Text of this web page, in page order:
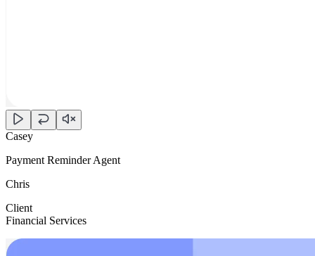
Casey
Payment Reminder Agent
Chris
Client
Financial Services